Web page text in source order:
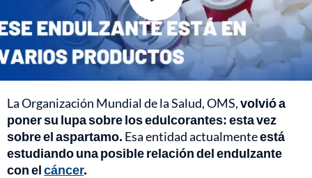
La Organización Mundial de la Salud, OMS,volvió a
poner su lupa sobre los edulcorantes: esta vez
sobre el aspartamo. Esa entidad actualmenteestá
estudiando una posible relación del endulzante
con elcáncer.